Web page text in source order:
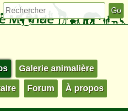
Galerie animalière
Forum À propos